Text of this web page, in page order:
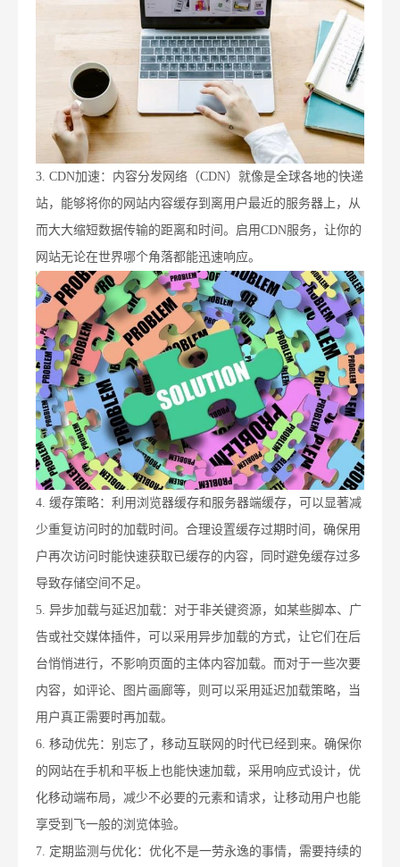
3. CDN加速：内容分发网络（CDN）就像是全球各地的快递
站，能够将你的网站内容缓存到离用户最近的服务器上，从
而大大缩短数据传输的距离和时间。启用CDN服务，让你的
网站无论在世界哪个角落都能迅速响应。
4. 缓存策略：利用浏览器缓存和服务器端缓存，可以显著减
少重复访问时的加载时间。合理设置缓存过期时间，确保用
户再次访问时能快速获取已缓存的内容，同时避免缓存过多
导致存储空间不足。
5. 异步加载与延迟加载：对于非关键资源，如某些脚本、广
告或社交媒体插件，可以采用异步加载的方式，让它们在后
台悄悄进行，不影响页面的主体内容加载。而对于一些次要
内容，如评论、图片画廊等，则可以采用延迟加载策略，当
用户真正需要时再加载。
6. 移动优先：别忘了，移动互联网的时代已经到来。确保你
的网站在手机和平板上也能快速加载，采用响应式设计，优
化移动端布局，减少不必要的元素和请求，让移动用户也能
享受到飞一般的浏览体验。
7. 定期监测与优化：优化不是一劳永逸的事情，需要持续的